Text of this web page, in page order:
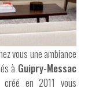
vous une ambiance
à Guipry-Messac
créé en 2011 vous